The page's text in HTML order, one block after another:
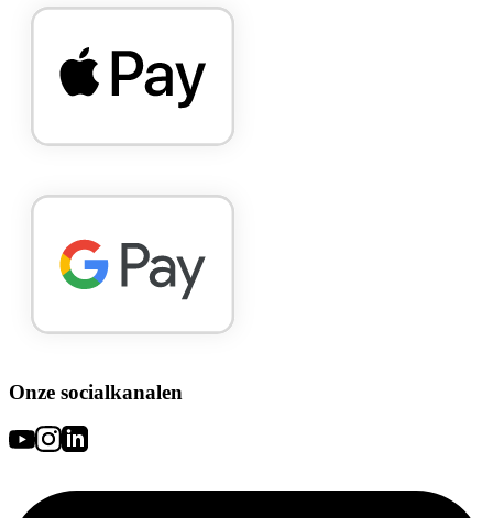
Onze socialkanalen